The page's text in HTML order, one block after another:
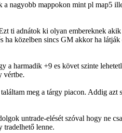
nagyobb mappokon mint pl map5
adnátok ki olyan embereknek
közelben sincs GM akkor ha
harmadik +9 es követ szinte
vértbe.
meg a tárgy piacon. Addig
untrade-elését szóval hogy ne
tradelhető lenne.